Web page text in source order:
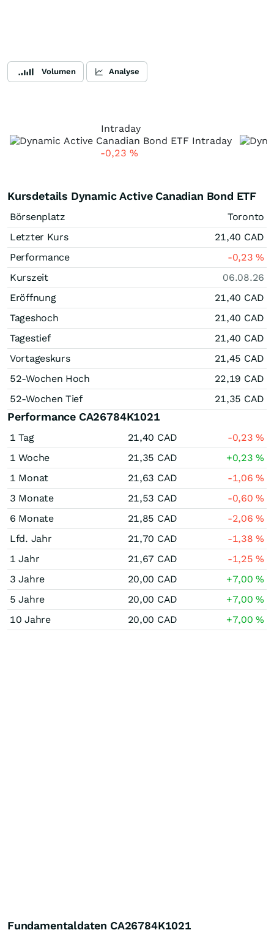
Volumen Analyse
Intraday
-0,23 %
Kursdetails Dynamic Active Canadian Bond ETF
Börsenplatz
Toronto
Letzter Kurs
21,40 CAD
Performance
-0,23%
Kurszeit
06.08.26
Eröffnung
21,40 CAD
Tageshoch
21,40 CAD
Tagestief
21,40 CAD
Vortageskurs
21,45 CAD
52-Wochen Hoch
22,19 CAD
52-Wochen Tief
21,35 CAD
Performance CA26784K1021
1 Tag 21,40 CAD -0,23%
1 Woche
21,35 CAD +0,23%
1 Monat
21,63 CAD -1,06%
3 Monate
21,53 CAD -0,60%
6 Monate
21,85 CAD -2,06%
Lfd. Jahr
21,70 CAD -1,38%
1 Jahr
21,67 CAD -1,25%
3 Jahre
20,00 CAD +7,00%
5 Jahre
20,00 CAD +7,00%
10 Jahre
20,00 CAD +7,00%
Fundamentaldaten CA26784K1021